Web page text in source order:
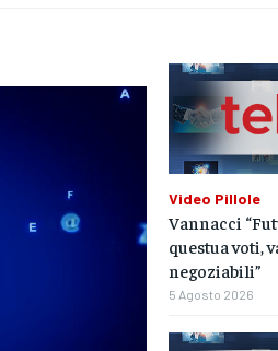
GRUPPO
CONTATTI
GRUPPO
CONTATTI
GRUPPO
CONTATTI
Video Pillole
Vannacci
questua voti,
negoziabili”
5 Agosto 2026